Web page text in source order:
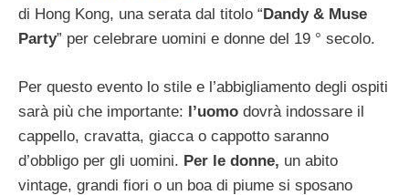
di Hong Kong, una serata dal titolo “ Dandy & Muse
Party” per celebrare uomini e donne del 19 ° secolo.
Per questo evento lo stile e l’abbigliamento degli ospiti
sarà più che importante: l’uomo dovrà indossare il
cappello, cravatta, giacca o cappotto saranno
d’obbligo per gli uomini. Per le donne, un abito
vintage, grandi fiori o un boa di piume si sposano